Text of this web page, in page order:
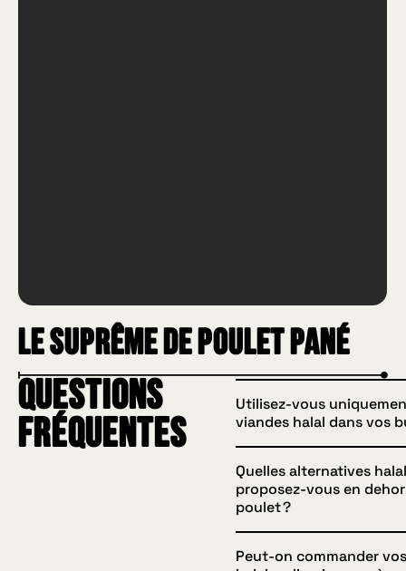
Le Suprême de Poulet Pané
Questions
fréquentes
Utilisez-vous
viandes halal dans vos
Oui, tous nos burgers
sont préparés avec du
soigneusement
certifié halal, pour
Quelles alternatives halal
proposez-vous en
poulet ?
Peut-on commander